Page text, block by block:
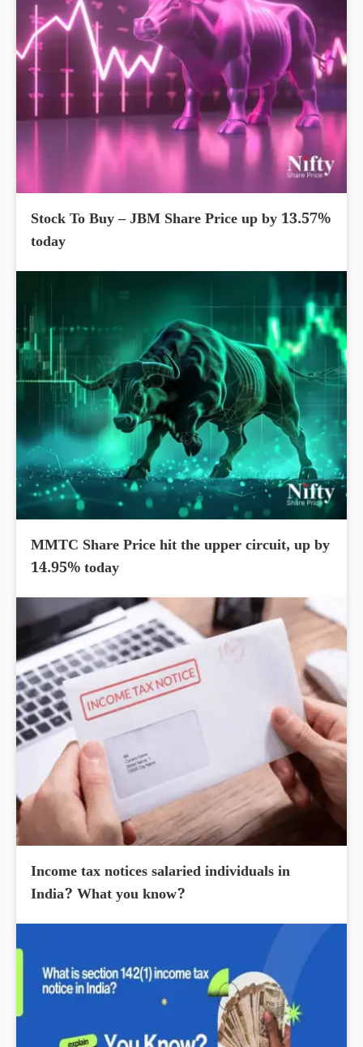
Stock To Buy – JBM Share Price up by 13.57%
today
MMTC Share Price hit the upper circuit, up by
14.95% today
Income tax notices salaried individuals in
India? What you know?